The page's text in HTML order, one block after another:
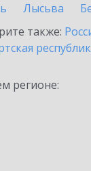
Лысьва
также:
регионе: